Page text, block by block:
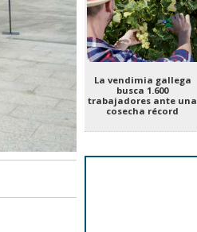
La vendimia gallega
busca 1.600
trabajadores ante una
cosecha récord